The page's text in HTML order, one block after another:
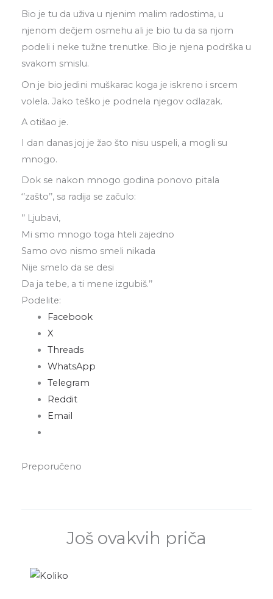
Bio je tu da uživa u njenim malim radostima, u
njenom dečjem osmehu ali je bio tu da sa njom
podeli i neke tužne trenutke. Bio je njena podrška u
svakom smislu.
On je bio jedini muškarac koga je iskreno i srcem
volela. Jako teško je podnela njegov odlazak.
A otišao je.
I dan danas joj je žao što nisu uspeli, a mogli su
mnogo.
Dok se nakon mnogo godina ponovo pitala
‘’zašto’’, sa radija se začulo:
’’ Ljubavi,
Mi smo mnogo toga hteli zajedno
Samo ovo nismo smeli nikada
Nije smelo da se desi
Da ja tebe, a ti mene izgubiš.’’
Podelite:
Facebook
X
Threads
WhatsApp
Telegram
Reddit
Email
Preporučeno
Još ovakvih priča